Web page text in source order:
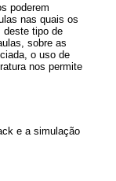
poderem
nas quais os
deste tipo de
sobre as
o uso de
nos permite
e a simulação